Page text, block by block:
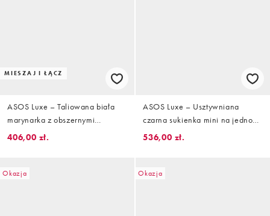
MIESZAJ I ŁĄCZ
ASOS Luxe – Taliowana biała
marynarka z obszernymi
ramionami i żakardowym
406,00 zł.
ASOS Luxe – Usztywniana
czarna sukienka mini na jedno
ramię z kokardkami z perełek
536,00 zł.
Okazja Okazja